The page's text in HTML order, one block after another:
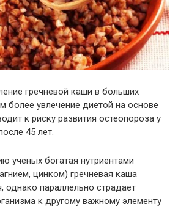
гречневой каши в больших
более увлечение диетой на основе
к риску развития остеопороза у
45 лет.
ученых богатая нутриентами
цинком) гречневая каша
однако параллельно страдает
к другому важному элементу